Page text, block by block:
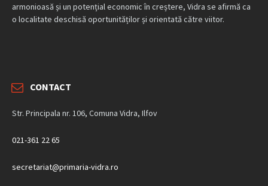
armonioasă și un potențial economic în creștere, Vidra se afirmă ca
o localitate deschisă oportunităților și orientată către viitor.
CONTACT
Str. Principala nr. 106, Comuna Vidra, Ilfov
021-361 22 65
secretariat@primaria-vidra.ro